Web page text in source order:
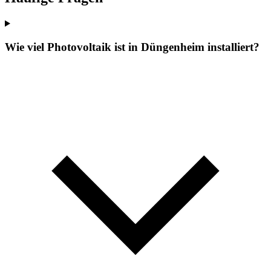
Wie viel Photovoltaik ist in Düngenheim installiert?